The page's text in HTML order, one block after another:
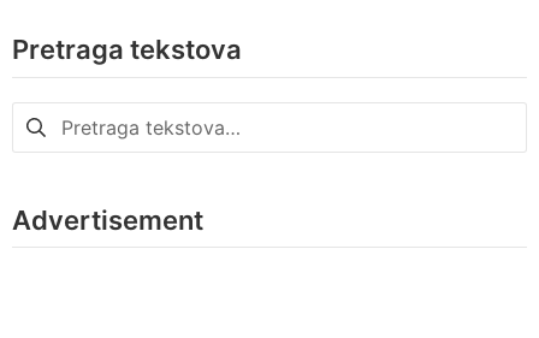
Pretraga tekstova
Pretraga
za:
Advertisement